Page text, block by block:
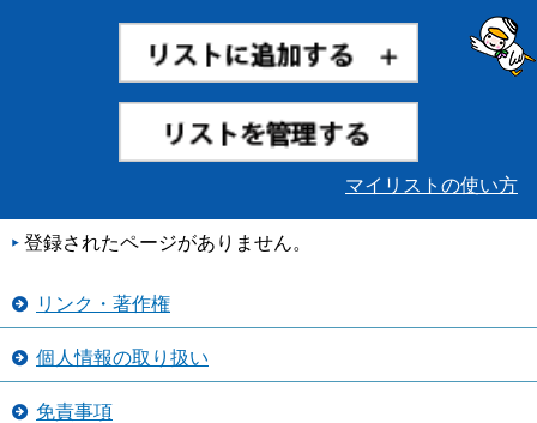
マイリストの使い方
登録されたページがありません。
リンク・著作権
個人情報の取り扱い
免責事項